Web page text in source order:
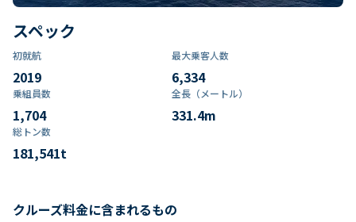
スペック
初就航
2019
最大乗客人数
6,334
乗組員数​
1,704
全長（メートル）
331.4m
総トン数​
181,541t
クルーズ料金に含まれるもの